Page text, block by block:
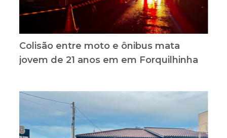
Colisão entre moto e ônibus mata
jovem de 21 anos em em Forquilhinha